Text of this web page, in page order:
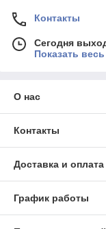
Контакты
Сегодня
Показать
О нас
Контакты
Доставка и оплата
График работы